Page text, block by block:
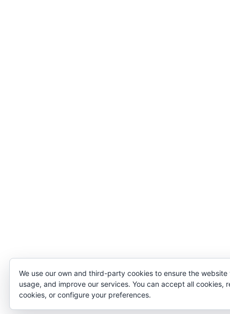
We use our own and third-party cookies to ensure the
usage, and improve our services. You can accept all cookies,
cookies, or configure your preferences.